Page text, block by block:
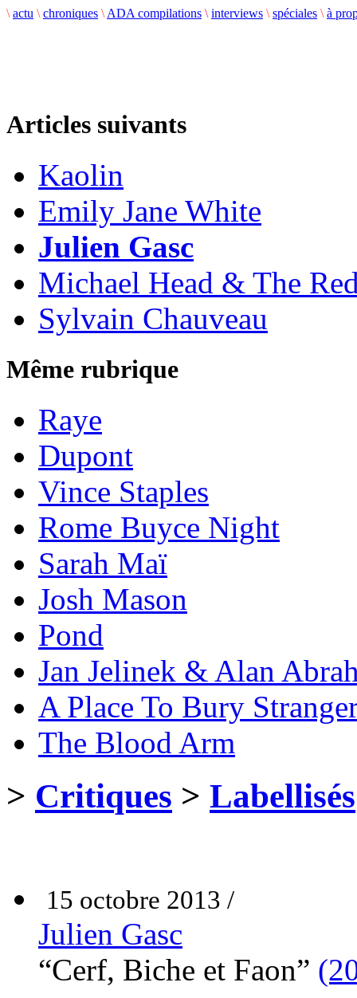
\ actu \ chroniques \ ADA compilations \ interviews \ spéciales \ à
Articles suivants
Kaolin
Emily Jane White
Julien Gasc
Michael Head & The
Sylvain Chauveau
Même rubrique
Raye
Dupont
Vince Staples
Rome Buyce Night
Sarah Maï
Josh Mason
Pond
Jan Jelinek & Alan
A Place To Bury
The Blood Arm
> Critiques > Labellisés
15 octobre 2013 /
Julien Gasc
“Cerf, Biche et Faon”